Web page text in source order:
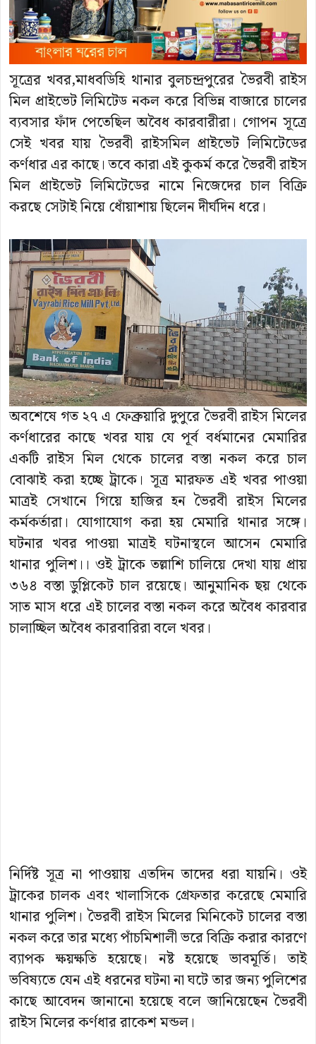
সূত্রের খবর,মাধবডিহি থানার বুলচন্দ্রপুরের ভৈরবী রাইস
মিল প্রাইভেট লিমিটেড নকল করে বিভিন্ন বাজারে চালের
ব্যবসার ফাঁদ পেতেছিল অবৈধ কারবারীরা। গোপন সূত্রে
সেই খবর যায় ভৈরবী রাইসমিল প্রাইভেট লিমিটেডের
কর্ণধার এর কাছে। তবে কারা এই কুকর্ম করে ভৈরবী রাইস
মিল প্রাইভেট লিমিটেডের নামে নিজেদের চাল বিক্রি
করছে সেটাই নিয়ে ধোঁয়াশায় ছিলেন দীর্ঘদিন ধরে।
অবশেষে গত ২৭ এ ফেব্রুয়ারি দুপুরে ভৈরবী রাইস মিলের
কর্ণধারের কাছে খবর যায় যে পূর্ব বর্ধমানের মেমারির
একটি রাইস মিল থেকে চালের বস্তা নকল করে চাল
বোঝাই করা হচ্ছে ট্রাকে। সূত্র মারফত এই খবর পাওয়া
মাত্রই সেখানে গিয়ে হাজির হন ভৈরবী রাইস মিলের
কর্মকর্তারা। যোগাযোগ করা হয় মেমারি থানার সঙ্গে।
ঘটনার খবর পাওয়া মাত্রই ঘটনাস্থলে আসেন মেমারি
থানার পুলিশ।। ওই ট্রাকে তল্লাশি চালিয়ে দেখা যায় প্রায়
৩৬৪ বস্তা ডুপ্লিকেট চাল রয়েছে। আনুমানিক ছয় থেকে
সাত মাস ধরে এই চালের বস্তা নকল করে অবৈধ কারবার
চালাচ্ছিল অবৈধ কারবারিরা বলে খবর।
নির্দিষ্ট সূত্র না পাওয়ায় এতদিন তাদের ধরা যায়নি। ওই
ট্রাকের চালক এবং খালাসিকে গ্রেফতার করেছে মেমারি
থানার পুলিশ। ভৈরবী রাইস মিলের মিনিকেট চালের বস্তা
নকল করে তার মধ্যে পাঁচমিশালী ভরে বিক্রি করার কারণে
ব্যাপক ক্ষয়ক্ষতি হয়েছে। নষ্ট হয়েছে ভাবমূর্তি। তাই
ভবিষ্যতে যেন এই ধরনের ঘটনা না ঘটে তার জন্য পুলিশের
কাছে আবেদন জানানো হয়েছে বলে জানিয়েছেন ভৈরবী
রাইস মিলের কর্ণধার রাকেশ মন্ডল।